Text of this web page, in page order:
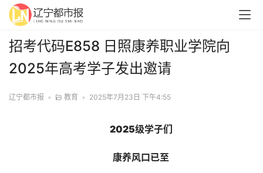
招考代码E858 日照康养职业学院向
2025年高考学子发出邀请
辽宁都市报 • 教育 • 2025年7月23日 下午4:55
2025级学子们
康养风口已至